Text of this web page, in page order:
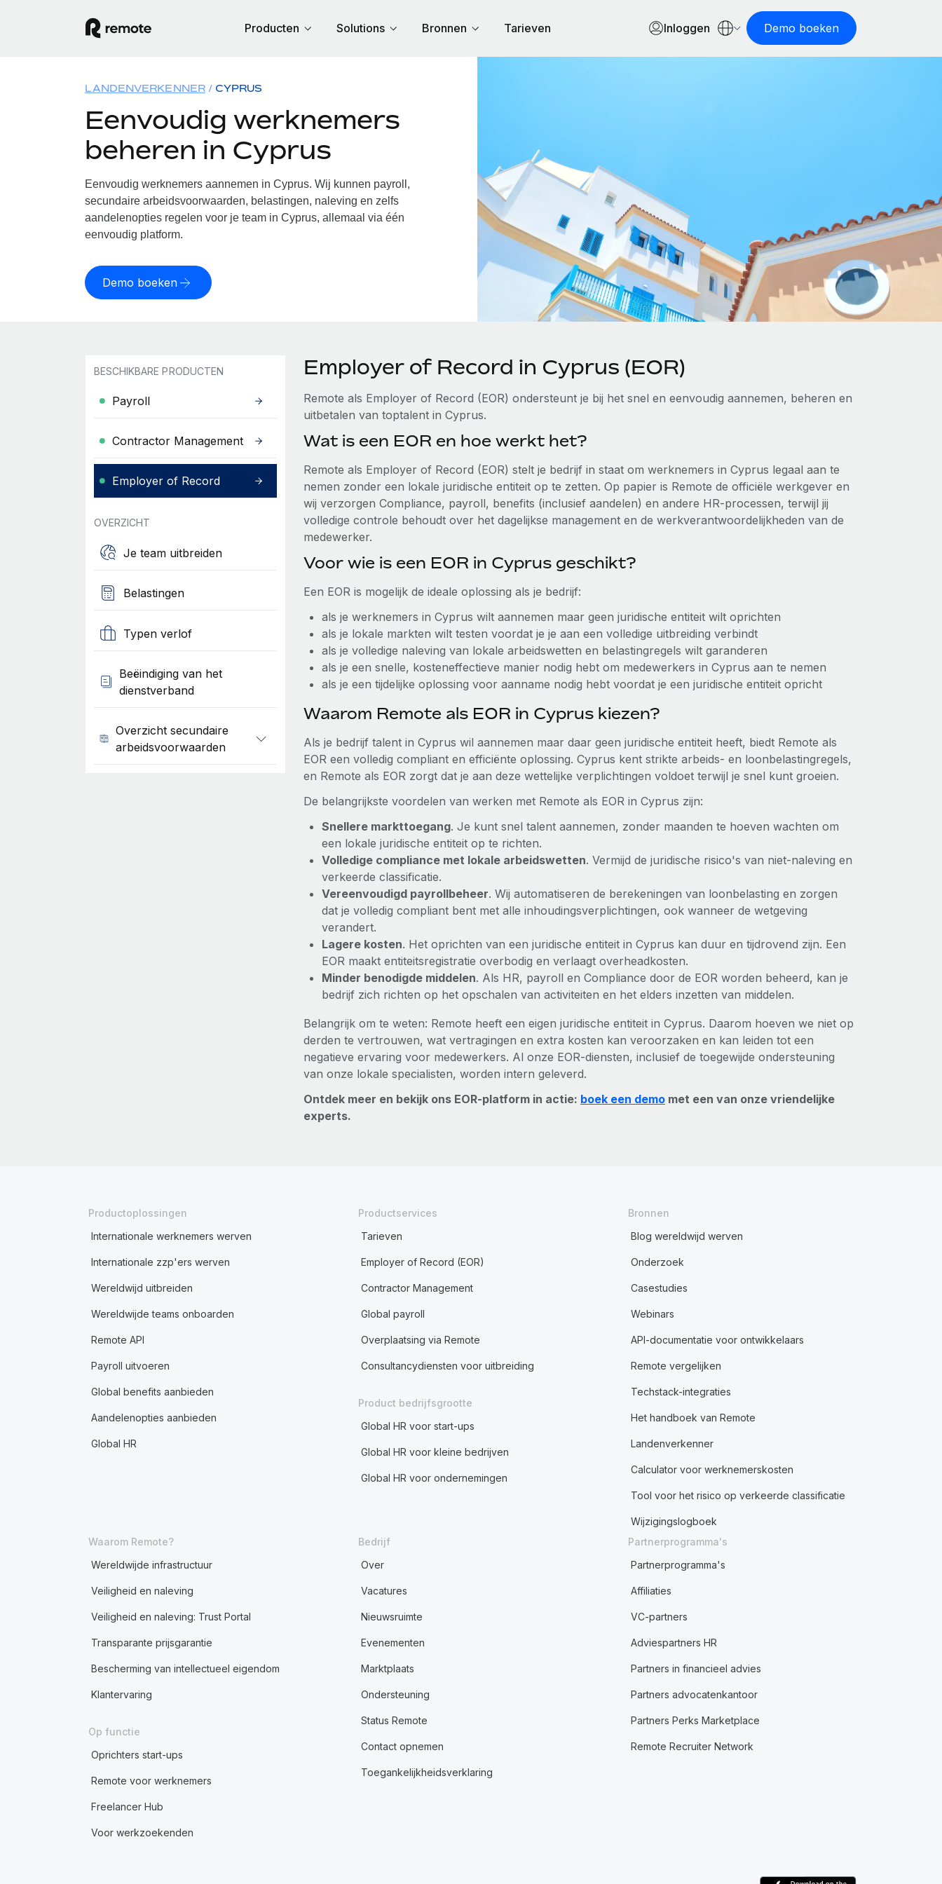
Producten Solutions Bronnen Tarieven Inloggen Demo boeken
LANDENVERKENNER CYPRUS
Eenvoudig werknemers
beheren in Cyprus
Eenvoudig werknemers aannemen in Cyprus. Wij kunnen payroll,
secundaire arbeidsvoorwaarden, belastingen, naleving en zelfs
aandelenopties regelen voor je team in Cyprus, allemaal via één
eenvoudig platform.
Demo boeken
BESCHIKBARE PRODUCTEN
Payroll
Contractor Management
Employer of Record
OVERZICHT
Je team uitbreiden
Belastingen
Typen verlof
Beëindiging van het
dienstverband
Overzicht secundaire
arbeidsvoorwaarden
Employer of Record in Cyprus (EOR)
Remote als Employer of Record (EOR) ondersteunt je bij het snel en eenvoudig aannemen, beheren en
uitbetalen van toptalent in Cyprus.
Wat is een EOR en hoe werkt het?
Remote als Employer of Record (EOR) stelt je bedrijf in staat om werknemers in Cyprus legaal aan te
nemen zonder een lokale juridische entiteit op te zetten. Op papier is Remote de officiële werkgever en
wij verzorgen Compliance, payroll, benefits (inclusief aandelen) en andere HR-processen, terwijl jij
volledige controle behoudt over het dagelijkse management en de werkverantwoordelijkheden van de
medewerker.
Voor wie is een EOR in Cyprus geschikt?
Een EOR is mogelijk de ideale oplossing als je bedrijf:
als je werknemers in Cyprus wilt aannemen maar geen juridische entiteit wilt oprichten
als je lokale markten wilt testen voordat je je aan een volledige uitbreiding verbindt
als je volledige naleving van lokale arbeidswetten en belastingregels wilt garanderen
als je een snelle, kosteneffectieve manier nodig hebt om medewerkers in Cyprus aan te nemen
als je een tijdelijke oplossing voor aanname nodig hebt voordat je een juridische entiteit opricht
Waarom Remote als EOR in Cyprus kiezen?
Als je bedrijf talent in Cyprus wil aannemen maar daar geen juridische entiteit heeft, biedt Remote als
EOR een volledig compliant en efficiënte oplossing. Cyprus kent strikte arbeids- en loonbelastingregels,
en Remote als EOR zorgt dat je aan deze wettelijke verplichtingen voldoet terwijl je snel kunt groeien.
De belangrijkste voordelen van werken met Remote als EOR in Cyprus zijn:
Snellere markttoegang. Je kunt snel talent aannemen, zonder maanden te hoeven wachten om
een lokale juridische entiteit op te richten.
Volledige compliance met lokale arbeidswetten. Vermijd de juridische risico's van niet-naleving en
verkeerde classificatie.
Vereenvoudigd payrollbeheer. Wij automatiseren de berekeningen van loonbelasting en zorgen
dat je volledig compliant bent met alle inhoudingsverplichtingen, ook wanneer de wetgeving
verandert.
Lagere kosten. Het oprichten van een juridische entiteit in Cyprus kan duur en tijdrovend zijn. Een
EOR maakt entiteitsregistratie overbodig en verlaagt overheadkosten.
Minder benodigde middelen. Als HR, payroll en Compliance door de EOR worden beheerd, kan je
bedrijf zich richten op het opschalen van activiteiten en het elders inzetten van middelen.
Belangrijk om te weten: Remote heeft een eigen juridische entiteit in Cyprus. Daarom hoeven we niet op
derden te vertrouwen, wat vertragingen en extra kosten kan veroorzaken en kan leiden tot een
negatieve ervaring voor medewerkers. Al onze EOR-diensten, inclusief de toegewijde ondersteuning
van onze lokale specialisten, worden intern geleverd.
Ontdek meer en bekijk ons EOR-platform in actie: boek een demomet een van onze vriendelijke
experts.
Productoplossingen
Internationale werknemers werven
Internationale zzp'ers werven
Wereldwijd uitbreiden
Wereldwijde teams onboarden
Remote API
Payroll uitvoeren
Global benefits aanbieden
Aandelenopties aanbieden
Global HR
Productservices
Tarieven
Employer of Record (EOR)
Contractor Management
Global payroll
Overplaatsing via Remote
Consultancydiensten voor uitbreiding
Product bedrijfsgrootte
Global HR voor start-ups
Global HR voor kleine bedrijven
Global HR voor ondernemingen
Bronnen
Blog wereldwijd werven
Onderzoek
Casestudies
Webinars
API-documentatie voor ontwikkelaars
Remote vergelijken
Techstack-integraties
Het handboek van Remote
Landenverkenner
Calculator voor werknemerskosten
Tool voor het risico op verkeerde classificatie
Wijzigingslogboek
Waarom Remote?
Wereldwijde infrastructuur
Veiligheid en naleving
Veiligheid en naleving: Trust Portal
Transparante prijsgarantie
Bescherming van intellectueel eigendom
Klantervaring
Op functie
Oprichters start-ups
Remote voor werknemers
Freelancer Hub
Voor werkzoekenden
Bedrijf
Over
Vacatures
Nieuwsruimte
Evenementen
Marktplaats
Ondersteuning
Status Remote
Contact opnemen
Toegankelijkheidsverklaring
Partnerprogramma's
Partnerprogramma's
Affiliaties
VC-partners
Adviespartners HR
Partners in financieel advies
Partners advocatenkantoor
Partners Perks Marketplace
Remote Recruiter Network